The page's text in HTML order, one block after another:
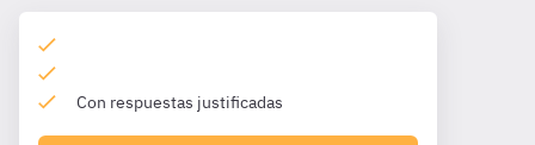
Con respuestas justificadas